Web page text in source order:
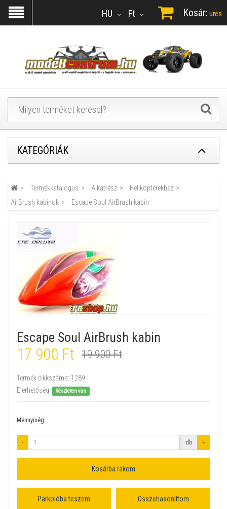
Ft
HU Kosár: üres
KATEGÓRIÁK
Termékkatalógus Alkatrész
Helikopterekhez
AirBrush kabinok
Escape Soul AirBrush kabin
Escape Soul AirBrush kabin
17 900 Ft 19 900 Ft
Termék cikkszáma: 1289
Elérhetőség:
Készleten van
Mennyiség:
- db +
Kosárba rakom
Parkolóba teszem Összehasonlítom